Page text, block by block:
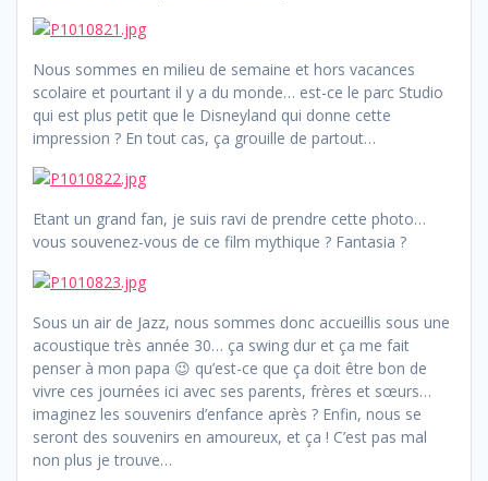
Nous sommes en milieu de semaine et hors vacances
scolaire et pourtant il y a du monde… est-ce le parc Studio
qui est plus petit que le Disneyland qui donne cette
impression ? En tout cas, ça grouille de partout…
Etant un grand fan, je suis ravi de prendre cette photo…
vous souvenez-vous de ce film mythique ? Fantasia ?
Sous un air de Jazz, nous sommes donc accueillis sous une
acoustique très année 30… ça swing dur et ça me fait
penser à mon papa 😉 qu’est-ce que ça doit être bon de
vivre ces journées ici avec ses parents, frères et sœurs…
imaginez les souvenirs d’enfance après ? Enfin, nous se
seront des souvenirs en amoureux, et ça ! C’est pas mal
non plus je trouve…